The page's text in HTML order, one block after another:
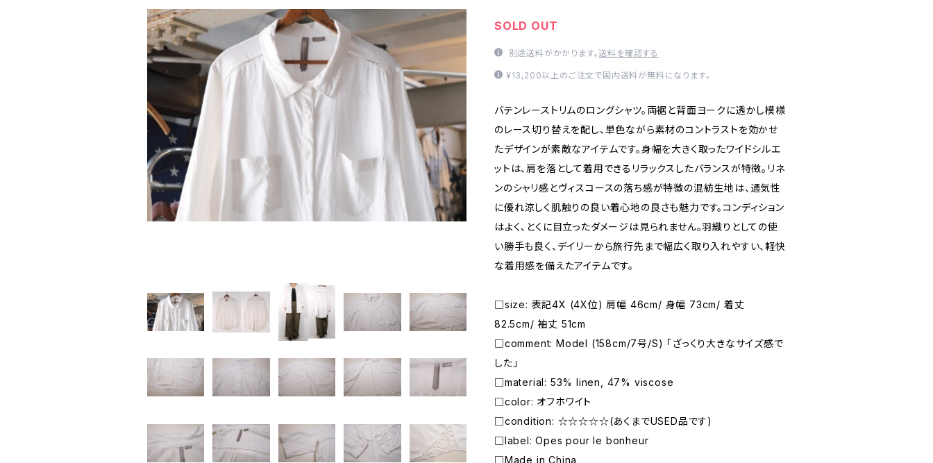
SOLD OUT
別途送料がかかります。送料を確認する
¥13,200以上のご注文で国内送料が無料になります。
バテンレーストリムのロングシャツ。両裾と背面ヨークに透かし模様
のレース切り替えを配し、単色ながら素材のコントラストを効かせ
たデザインが素敵なアイテムです。身幅を大きく取ったワイドシルエ
ットは、肩を落として着用できるリラックスしたバランスが特徴。リネ
ンのシャリ感とヴィスコースの落ち感が特徴の混紡生地は、通気性
に優れ涼しく肌触りの良い着心地の良さも魅力です。コンディション
はよく、とくに目立ったダメージは見られません。羽織りとしての使
い勝手も良く、デイリーから旅行先まで幅広く取り入れやすい、軽快
な着用感を備えたアイテムです。
□size: 表記4X (4X位) 肩幅 46cm/ 身幅 73cm/ 着丈
82.5cm/ 袖丈 51cm
□comment: Model (158cm/7号/S) 「ざっくり大きなサイズ感で
した」
□material: 53% linen, 47% viscose
□color: オフホワイト
□condition: ☆☆☆☆☆(あくまでUSED品です)
□label: Opes pour le bonheur
□Made in China